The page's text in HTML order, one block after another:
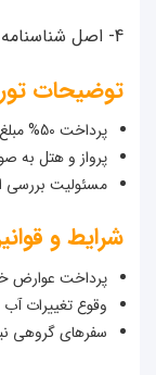
4- اصل شناسنامه ها (در صورت گذاشتن تمکن یا سند مشترک برای سایر اعضای خانواده)
توضیحات
پرداخت 50% مبلغ تور در هنگام ثبت نام الزامی می باشد
پرواز و هتل به
مسئولیت بررسی
شرایط و
پرداخت عوارض
وقوع تغییرات
سفرهای گروهی